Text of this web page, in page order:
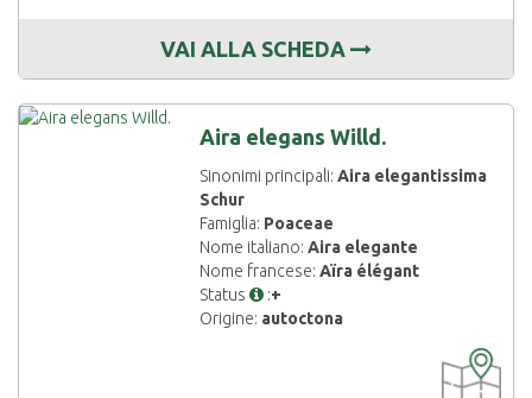
VAI ALLA SCHEDA
Aira elegans Willd.
Sinonimi principali:Aira elegantissima
Schur
Famiglia: Poaceae
Nome italiano:Aira elegante
Nome francese:Aïra élégant
Status
:+
Origine: autoctona
DISPONIBILE